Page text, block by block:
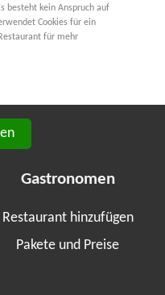
besteht kein Anspruch auf
Cookies für ein
für mehr
Gastronomen
Restaurant hinzufügen
Pakete und Preise